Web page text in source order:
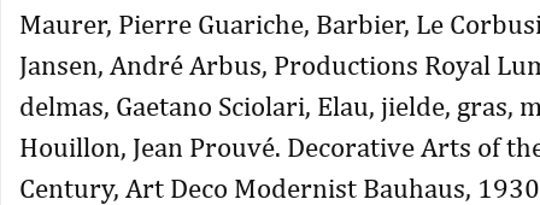
Maurer, Pierre Guariche, Barbier, Le
Jansen, André Arbus, Productions Royal
delmas, Gaetano Sciolari, Elau, jielde, gras,
Houillon, Jean Prouvé. Decorative Arts of
Century, Art Deco Modernist Bauhaus,